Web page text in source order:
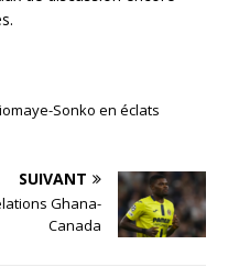
Sonko en éclats
SUIVANT
Ghana-
Canada